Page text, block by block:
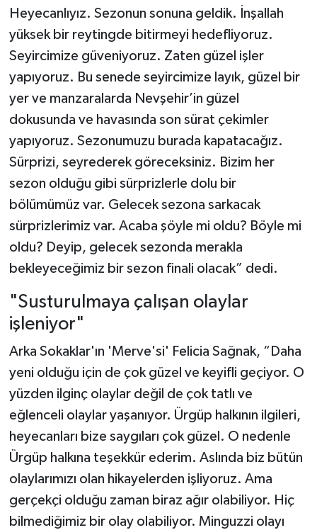
Heyecanlıyız. Sezonun sonuna geldik. İnşallah
yüksek bir reytingde bitirmeyi hedefliyoruz.
Seyircimize güveniyoruz. Zaten güzel işler
yapıyoruz. Bu senede seyircimize layık, güzel bir
yer ve manzaralarda Nevşehir’in güzel
dokusunda ve havasında son sürat çekimler
yapıyoruz. Sezonumuzu burada kapatacağız.
Sürprizi, seyrederek göreceksiniz. Bizim her
sezon olduğu gibi sürprizlerle dolu bir
bölümümüz var. Gelecek sezona sarkacak
sürprizlerimiz var. Acaba şöyle mi oldu? Böyle mi
oldu? Deyip, gelecek sezonda merakla
bekleyeceğimiz bir sezon finali olacak” dedi.
"Susturulmaya çalışan olaylar
işleniyor"
Arka Sokaklar'ın 'Merve'si' Felicia Sağnak, “Daha
yeni olduğu için de çok güzel ve keyifli geçiyor. O
yüzden ilginç olaylar değil de çok tatlı ve
eğlenceli olaylar yaşanıyor. Ürgüp halkının ilgileri,
heyecanları bize saygıları çok güzel. O nedenle
Ürgüp halkına teşekkür ederim. Aslında biz bütün
olaylarımızı olan hikayelerden işliyoruz. Ama
gerçekçi olduğu zaman biraz ağır olabiliyor. Hiç
bilmediğimiz bir olay olabiliyor. Minguzzi olayı